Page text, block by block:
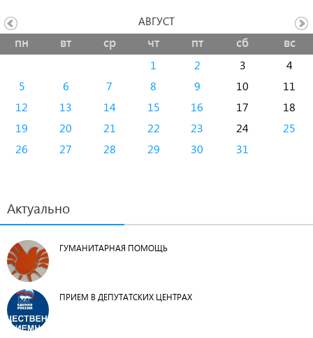
пн вт ср чт пт сб вс
1 2 3
4
5
6 7 8 9 10
11
12
13 14 15 16 17
18
19
20 21 22 23 24
25
26
27 28 29 30 31
АВГУСТ
Актуально
ГУМАНИТАРНАЯ ПОМОЩЬ
ПРИЕМ В ДЕПУТАТСКИХ ЦЕНТРАХ